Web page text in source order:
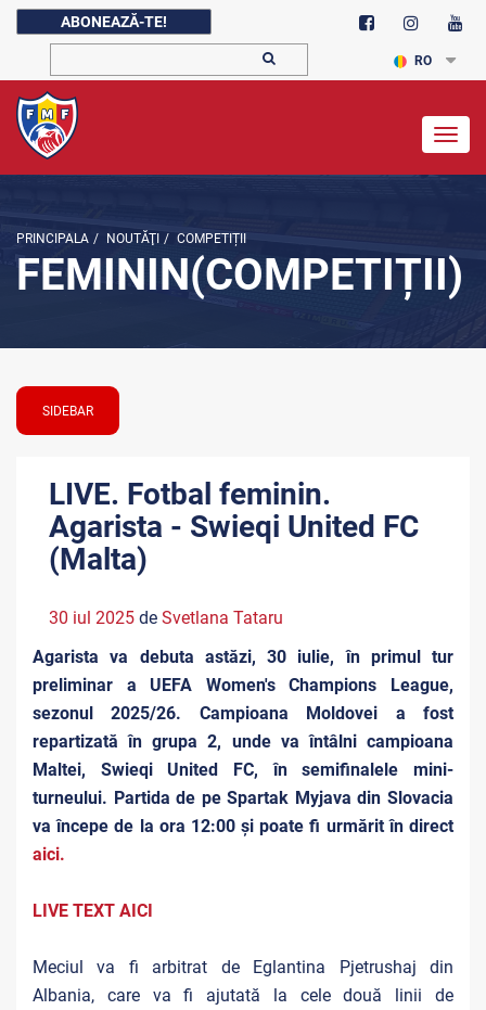
ABONEAZĂ-TE!
RO
PRINCIPALA / NOUTĂŢI / COMPETIȚII
FEMININ(COMPETIȚII)
SIDEBAR
LIVE. Fotbal feminin.
Agarista - Swieqi United FC
(Malta)
30 iul 2025 de Svetlana Tataru
Agarista va debuta astăzi, 30 iulie, în primul tur
preliminar a UEFA Women's Champions League,
sezonul 2025/26. Campioana Moldovei a fost
repartizată în grupa 2, unde va întâlni campioana
Maltei, Swieqi United FC, în semifinalele mini-
turneului. Partida de pe Spartak Myjava din Slovacia
va începe de la ora 12:00 și poate fi urmărit în direct
aici.
LIVE TEXT AICI
Meciul va fi arbitrat de Eglantina Pjetrushaj din
Albania, care va fi ajutată la cele două linii de